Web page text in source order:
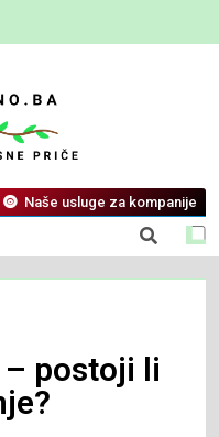
Priče
Naše usluge za kompanije
postoji li